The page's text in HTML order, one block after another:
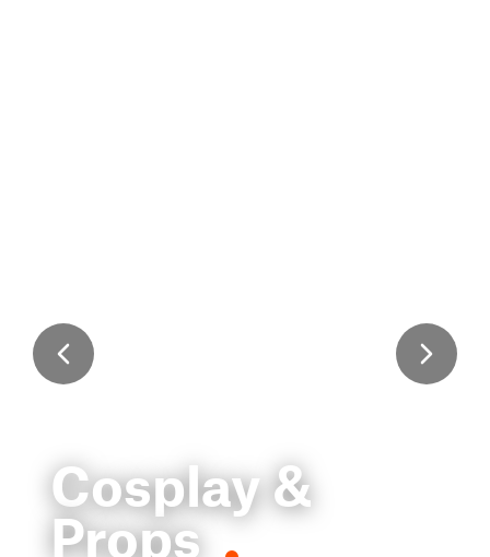
Cosplay &
Props